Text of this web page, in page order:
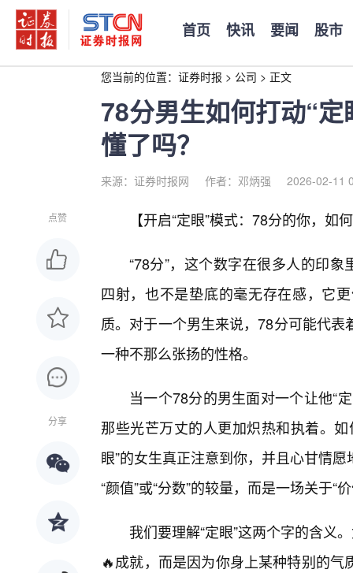
首页 快讯 要闻 股市
您当前的位置： 证券时报 > 公司 > 正文
78分男生如何打动“
懂了吗？
来源：证券时报网 作者：邓炳强 2026-02-11
点赞
分享
【开启“定眼”模式：78分的你，如
“78分”，这个数字在很多人的印
四射，也不是垫底的毫无存在感，它
质。对于一个男生来说，78分可能代
一种不那么张扬的性格。
当一个78分的男生面对一个让他“
那些光芒万丈的人更加炽热和执着。
眼”的女生真正注意到你，并且心甘情
“颜值”或“分数”的较量，而是一场关于“
我们要理解“定眼”这两个字的含义
🔥成就，而是因为你身上某种特别的